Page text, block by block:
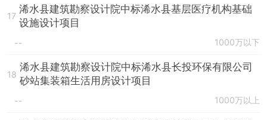
17
浠水县建筑勘察设计院中标浠水县基层医疗机构基础
设施设计项目
-- 1000万以下
18
浠水县建筑勘察设计院中标浠水县长投环保有限公司
砂站集装箱生活用房设计项目
-- 1000万以上